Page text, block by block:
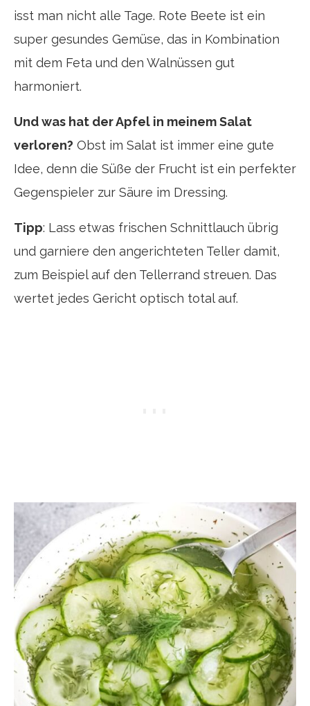
isst man nicht alle Tage. Rote Beete ist ein
super gesundes Gemüse, das in Kombination
mit dem Feta und den Walnüssen gut
harmoniert.
Und was hat der Apfel in meinem Salat
verloren? Obst im Salat ist immer eine gute
Idee, denn die Süße der Frucht ist ein perfekter
Gegenspieler zur Säure im Dressing.
Tipp: Lass etwas frischen Schnittlauch übrig
und garniere den angerichteten Teller damit,
zum Beispiel auf den Tellerrand streuen. Das
wertet jedes Gericht optisch total auf.